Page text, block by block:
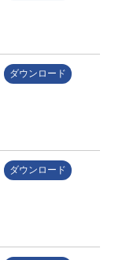
ダウンロード
ダウンロード